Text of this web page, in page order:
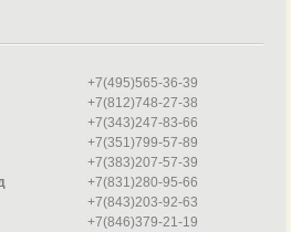
+7(495)565-36-39
+7(812)748-27-38
+7(343)247-83-66
+7(351)799-57-89
+7(383)207-57-39
+7(831)280-95-66
+7(843)203-92-63
+7(846)379-21-19